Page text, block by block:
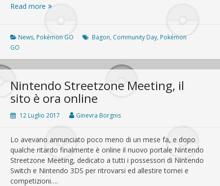
Read more Bagon
del
prossimo
Day
News, Pokémon GO Bagon, Community Day, Pokémon
GO
Nintendo Streetzone Meeting, il
sito è ora online
12 Luglio 2017 Ginevra Borgnis
Lo avevano annunciato poco meno di un mese fa, e dopo
qualche ritardo finalmente è online il nuovo portale Nintendo
Streetzone Meeting, dedicato a tutti i possessori di Nintendo
Switch e Nintendo 3DS per ritrovarsi ed allestire tornei e
competizioni….